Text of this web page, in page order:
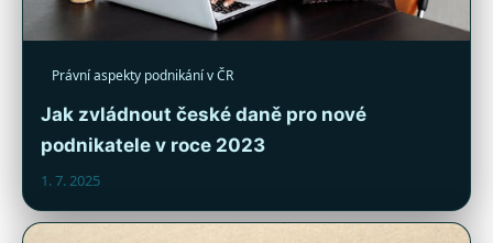
Právní aspekty podnikání v ČR
Jak zvládnout české daně pro nové
podnikatele v roce 2023
1. 7. 2025